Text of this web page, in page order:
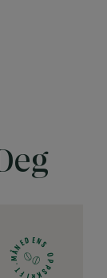
M
Å
NED ENS
O
P
P
S
K
I
F
T
.